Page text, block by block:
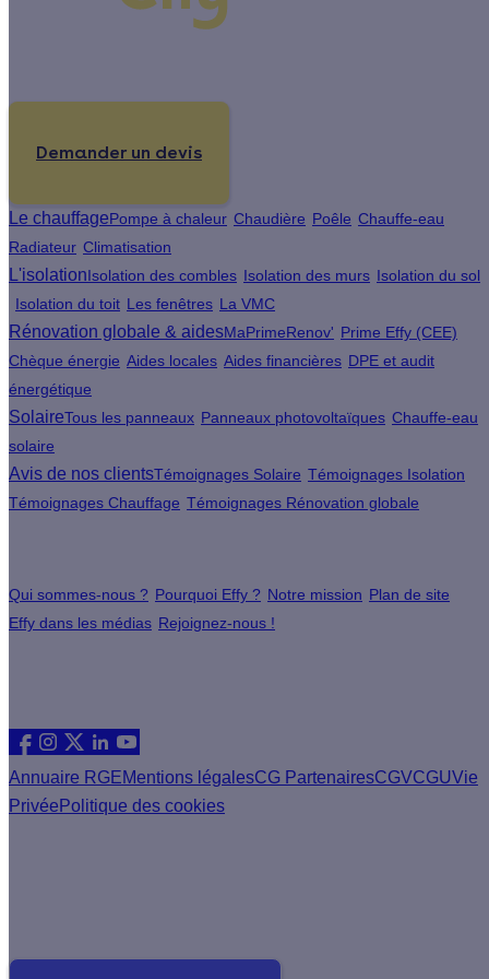
Demander un devis
Le chauffagePompe à chaleur Chaudière Poêle Chauffe-eau
Radiateur Climatisation
L'isolationIsolation des combles Isolation des murs Isolation du sol
Isolation du toit Les fenêtres La VMC
Rénovation globale & aidesMaPrimeRenov' Prime Effy (CEE)
Chèque énergie Aides locales Aides financières DPE et audit
énergétique
SolaireTous les panneaux Panneaux photovoltaïques Chauffe-eau
solaire
Avis de nos clientsTémoignages Solaire Témoignages Isolation
Témoignages Chauffage Témoignages Rénovation globale
Qui sommes-nous ? Pourquoi Effy ? Notre mission Plan de site
Effy dans les médias Rejoignez-nous !
Annuaire RGEMentions légalesCG PartenairesCGVCGUVie
Privée Politique des cookies